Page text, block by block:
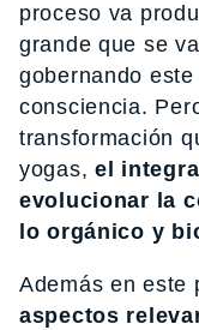
proceso va
grande que se
gobernando
consciencia.
transformación
yogas,el
evolucionar la
lo orgánico y
Además en este
aspectos